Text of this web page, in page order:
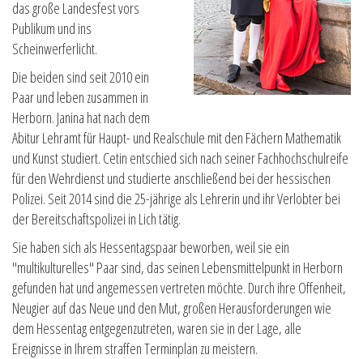
das große Landesfest vors
Publikum und ins
Scheinwerferlicht.
Die beiden sind seit 2010 ein
Paar und leben zusammen in
Herborn. Janina hat nach dem
Abitur Lehramt für Haupt- und Realschule mit den Fächern Mathematik
und Kunst studiert. Cetin entschied sich nach seiner Fachhochschulreife
für den Wehrdienst und studierte anschließend bei der hessischen
Polizei. Seit 2014 sind die 25-jährige als Lehrerin und ihr Verlobter bei
der Bereitschaftspolizei in Lich tätig.
Sie haben sich als Hessentagspaar beworben, weil sie ein
"multikulturelles" Paar sind, das seinen Lebensmittelpunkt in Herborn
gefunden hat und angemessen vertreten möchte. Durch ihre Offenheit,
Neugier auf das Neue und den Mut, großen Herausforderungen wie
dem Hessentag entgegenzutreten, waren sie in der Lage, alle
Ereignisse in Ihrem straffen Terminplan zu meistern.